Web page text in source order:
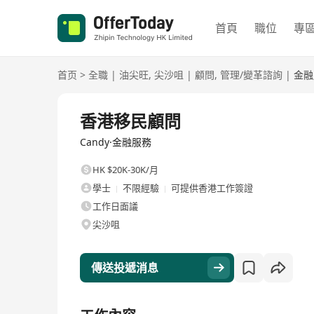
首頁 職位 專
首页 > 全職 | 油尖旺, 尖沙咀 | 顧問, 管理/變革諮詢 | 金
香港移民顧問
Candy·金融服務
HK $20K-30K/月
學士
不限經驗
可提供香港工作簽證
工作日面議
尖沙咀
傳送投遞消息